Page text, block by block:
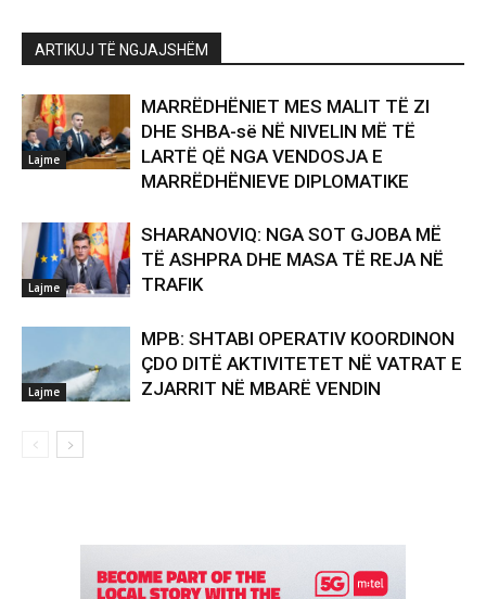
ARTIKUJ TË NGJAJSHËM
Lajme
MARRËDHËNIET MES MALIT TË ZI
DHE SHBA-së NË NIVELIN MË TË
LARTË QË NGA VENDOSJA E
MARRËDHËNIEVE DIPLOMATIKE
Lajme
SHARANOVIQ: NGA SOT GJOBA MË
TË ASHPRA DHE MASA TË REJA NË
TRAFIK
Lajme
MPB: SHTABI OPERATIV KOORDINON
ÇDO DITË AKTIVITETET NË VATRAT E
ZJARRIT NË MBARË VENDIN